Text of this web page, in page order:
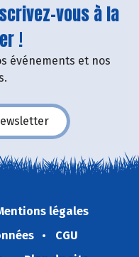
vous à la
!
événements et nos
légales
CGU